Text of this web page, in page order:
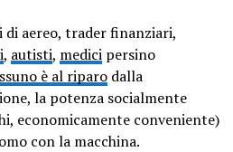
aereo, trader finanziari,
, autisti, medici persino
è al riparo dalla
la potenza socialmente
economicamente conveniente)
con la macchina.